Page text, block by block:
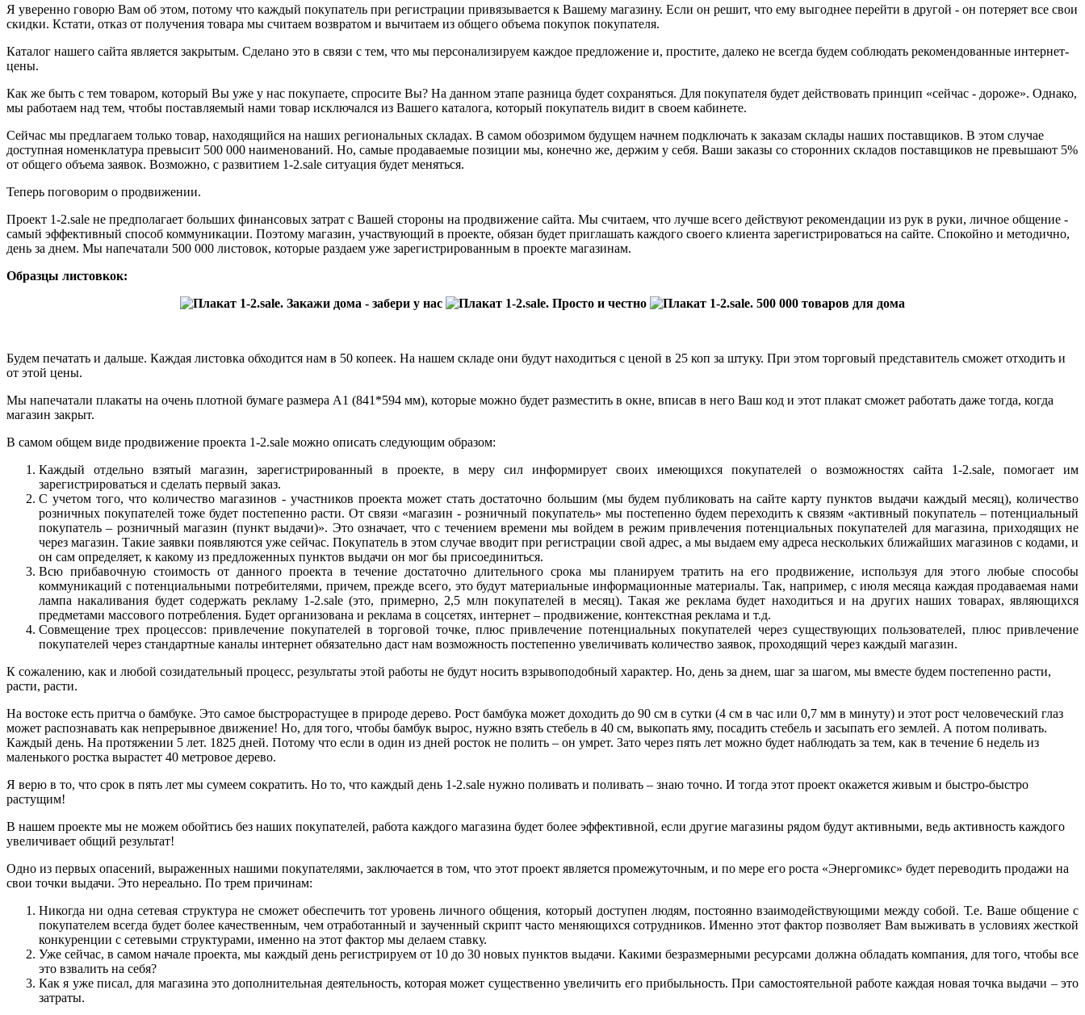
Я уверенно говорю Вам об этом, потому что каждый покупатель при регистрации привязывается к Вашему магазину. Если он решит, что ему выгоднее перейти в другой - он потеряет все свои
скидки. Кстати, отказ от получения товара мы считаем возвратом и вычитаем из общего объема покупок покупателя.
Каталог нашего сайта является закрытым. Сделано это в связи с тем, что мы персонализируем каждое предложение и, простите, далеко не всегда будем соблюдать рекомендованные интернет-
цены.
Как же быть с тем товаром, который Вы уже у нас покупаете, спросите Вы? На данном этапе разница будет сохраняться. Для покупателя будет действовать принцип «сейчас - дороже». Однако,
мы работаем над тем, чтобы поставляемый нами товар исключался из Вашего каталога, который покупатель видит в своем кабинете.
Сейчас мы предлагаем только товар, находящийся на наших региональных складах. В самом обозримом будущем начнем подключать к заказам склады наших поставщиков. В этом случае
доступная номенклатура превысит 500 000 наименований. Но, самые продаваемые позиции мы, конечно же, держим у себя. Ваши заказы со сторонних складов поставщиков не превышают 5%
от общего объема заявок. Возможно, с развитием 1-2.sale ситуация будет меняться.
Теперь поговорим о продвижении.
Проект 1-2.sale не предполагает больших финансовых затрат с Вашей стороны на продвижение сайта. Мы считаем, что лучше всего действуют рекомендации из рук в руки, личное общение -
самый эффективный способ коммуникации. Поэтому магазин, участвующий в проекте, обязан будет приглашать каждого своего клиента зарегистрироваться на сайте. Спокойно и методично,
день за днем. Мы напечатали 500 000 листовок, которые раздаем уже зарегистрированным в проекте магазинам.
Образцы листовкок:
Будем печатать и дальше. Каждая листовка обходится нам в 50 копеек. На нашем складе они будут находиться с ценой в 25 коп за штуку. При этом торговый представитель сможет отходить и
от этой цены.
Мы напечатали плакаты на очень плотной бумаге размера А1 (841*594 мм), которые можно будет разместить в окне, вписав в него Ваш код и этот плакат сможет работать даже тогда, когда
магазин закрыт.
В самом общем виде продвижение проекта 1-2.sale можно описать следующим образом:
Каждый отдельно взятый магазин, зарегистрированный в проекте, в меру сил информирует своих имеющихся покупателей о возможностях сайта 1-2.sale, помогает им
зарегистрироваться и сделать первый заказ.
С учетом того, что количество магазинов - участников проекта может стать достаточно большим (мы будем публиковать на сайте карту пунктов выдачи каждый месяц), количество
розничных покупателей тоже будет постепенно расти. От связи «магазин - розничный покупатель» мы постепенно будем переходить к связям «активный покупатель – потенциальный
покупатель – розничный магазин (пункт выдачи)». Это означает, что с течением времени мы войдем в режим привлечения потенциальных покупателей для магазина, приходящих не
через магазин. Такие заявки появляются уже сейчас. Покупатель в этом случае вводит при регистрации свой адрес, а мы выдаем ему адреса нескольких ближайших магазинов с кодами, и
он сам определяет, к какому из предложенных пунктов выдачи он мог бы присоединиться.
Всю прибавочную стоимость от данного проекта в течение достаточно длительного срока мы планируем тратить на его продвижение, используя для этого любые способы
коммуникаций с потенциальными потребителями, причем, прежде всего, это будут материальные информационные материалы. Так, например, с июля месяца каждая продаваемая нами
лампа накаливания будет содержать рекламу 1-2.sale (это, примерно, 2,5 млн покупателей в месяц). Такая же реклама будет находиться и на других наших товарах, являющихся
предметами массового потребления. Будет организована и реклама в соцсетях, интернет – продвижение, контекстная реклама и т.д.
Совмещение трех процессов: привлечение покупателей в торговой точке, плюс привлечение потенциальных покупателей через существующих пользователей, плюс привлечение
покупателей через стандартные каналы интернет обязательно даст нам возможность постепенно увеличивать количество заявок, проходящий через каждый магазин.
К сожалению, как и любой созидательный процесс, результаты этой работы не будут носить взрывоподобный характер. Но, день за днем, шаг за шагом, мы вместе будем постепенно расти,
расти, расти.
На востоке есть притча о бамбуке. Это самое быстрорастущее в природе дерево. Рост бамбука может доходить до 90 см в сутки (4 см в час или 0,7 мм в минуту) и этот рост человеческий глаз
может распознавать как непрерывное движение! Но, для того, чтобы бамбук вырос, нужно взять стебель в 40 см, выкопать яму, посадить стебель и засыпать его землей. А потом поливать.
Каждый день. На протяжении 5 лет. 1825 дней. Потому что если в один из дней росток не полить – он умрет. Зато через пять лет можно будет наблюдать за тем, как в течение 6 недель из
маленького ростка вырастет 40 метровое дерево.
Я верю в то, что срок в пять лет мы сумеем сократить. Но то, что каждый день 1-2.sale нужно поливать и поливать – знаю точно. И тогда этот проект окажется живым и быстро-быстро
растущим!
В нашем проекте мы не можем обойтись без наших покупателей, работа каждого магазина будет более эффективной, если другие магазины рядом будут активными, ведь активность каждого
увеличивает общий результат!
Одно из первых опасений, выраженных нашими покупателями, заключается в том, что этот проект является промежуточным, и по мере его роста «Энергомикс» будет переводить продажи на
свои точки выдачи. Это нереально. По трем причинам:
Никогда ни одна сетевая структура не сможет обеспечить тот уровень личного общения, который доступен людям, постоянно взаимодействующими между собой. Т.е. Ваше общение с
покупателем всегда будет более качественным, чем отработанный и заученный скрипт часто меняющихся сотрудников. Именно этот фактор позволяет Вам выживать в условиях жесткой
конкуренции с сетевыми структурами, именно на этот фактор мы делаем ставку.
Уже сейчас, в самом начале проекта, мы каждый день регистрируем от 10 до 30 новых пунктов выдачи. Какими безразмерными ресурсами должна обладать компания, для того, чтобы все
это взвалить на себя?
Как я уже писал, для магазина это дополнительная деятельность, которая может существенно увеличить его прибыльность. При самостоятельной работе каждая новая точка выдачи – это
затраты.